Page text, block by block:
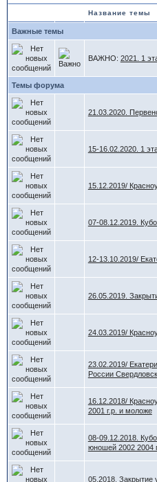
Название темы
Важные темы
ВАЖНО: 2021. 1
Темы форума
21.03.2020.
15-16.02.2020. 1
15.12.2019/
07-08.12.2019.
12-13.10.2019/
26.05.2019.
24.03.2019/
23.02.2019/
России
16.12.2018/
2001 г.р. и моложе
08-09.12.2018.
юношей 2002 2004
05.2018. Закрытие